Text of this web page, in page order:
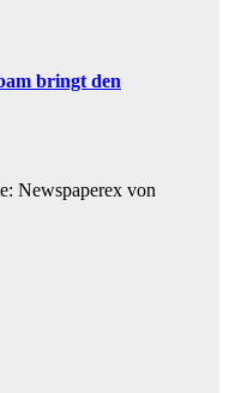
bringt den
Newspaperex von